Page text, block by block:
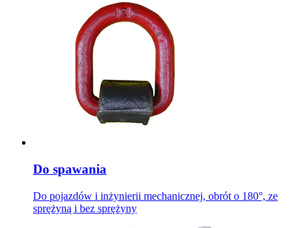
Do spawania
Do pojazdów i inżynierii mechanicznej, obrót o 180°, ze
sprężyną i bez sprężyny